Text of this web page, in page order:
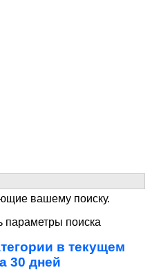
вашему поиску.
параметры поиска
в текущем
30 дней